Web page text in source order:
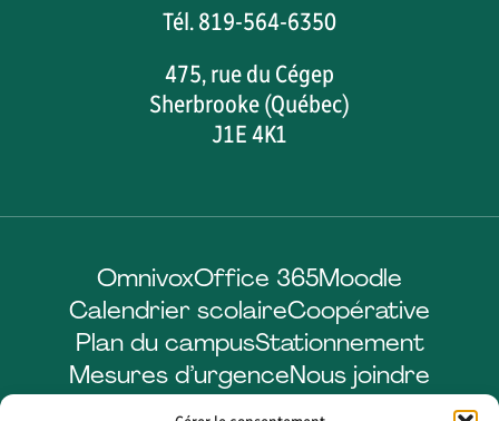
Tél. 819-564-6350
475, rue du Cégep
Sherbrooke (Québec)
J1E 4K1
OmnivoxOffice 365Moodle
Calendrier scolaireCoopérative
Plan du campusStationnement
Mesures d’urgenceNous joindre